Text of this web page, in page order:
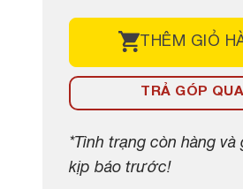
THÊM GIỎ
TRẢ GÓP
*Tình trạng còn hàng
kịp báo trước!